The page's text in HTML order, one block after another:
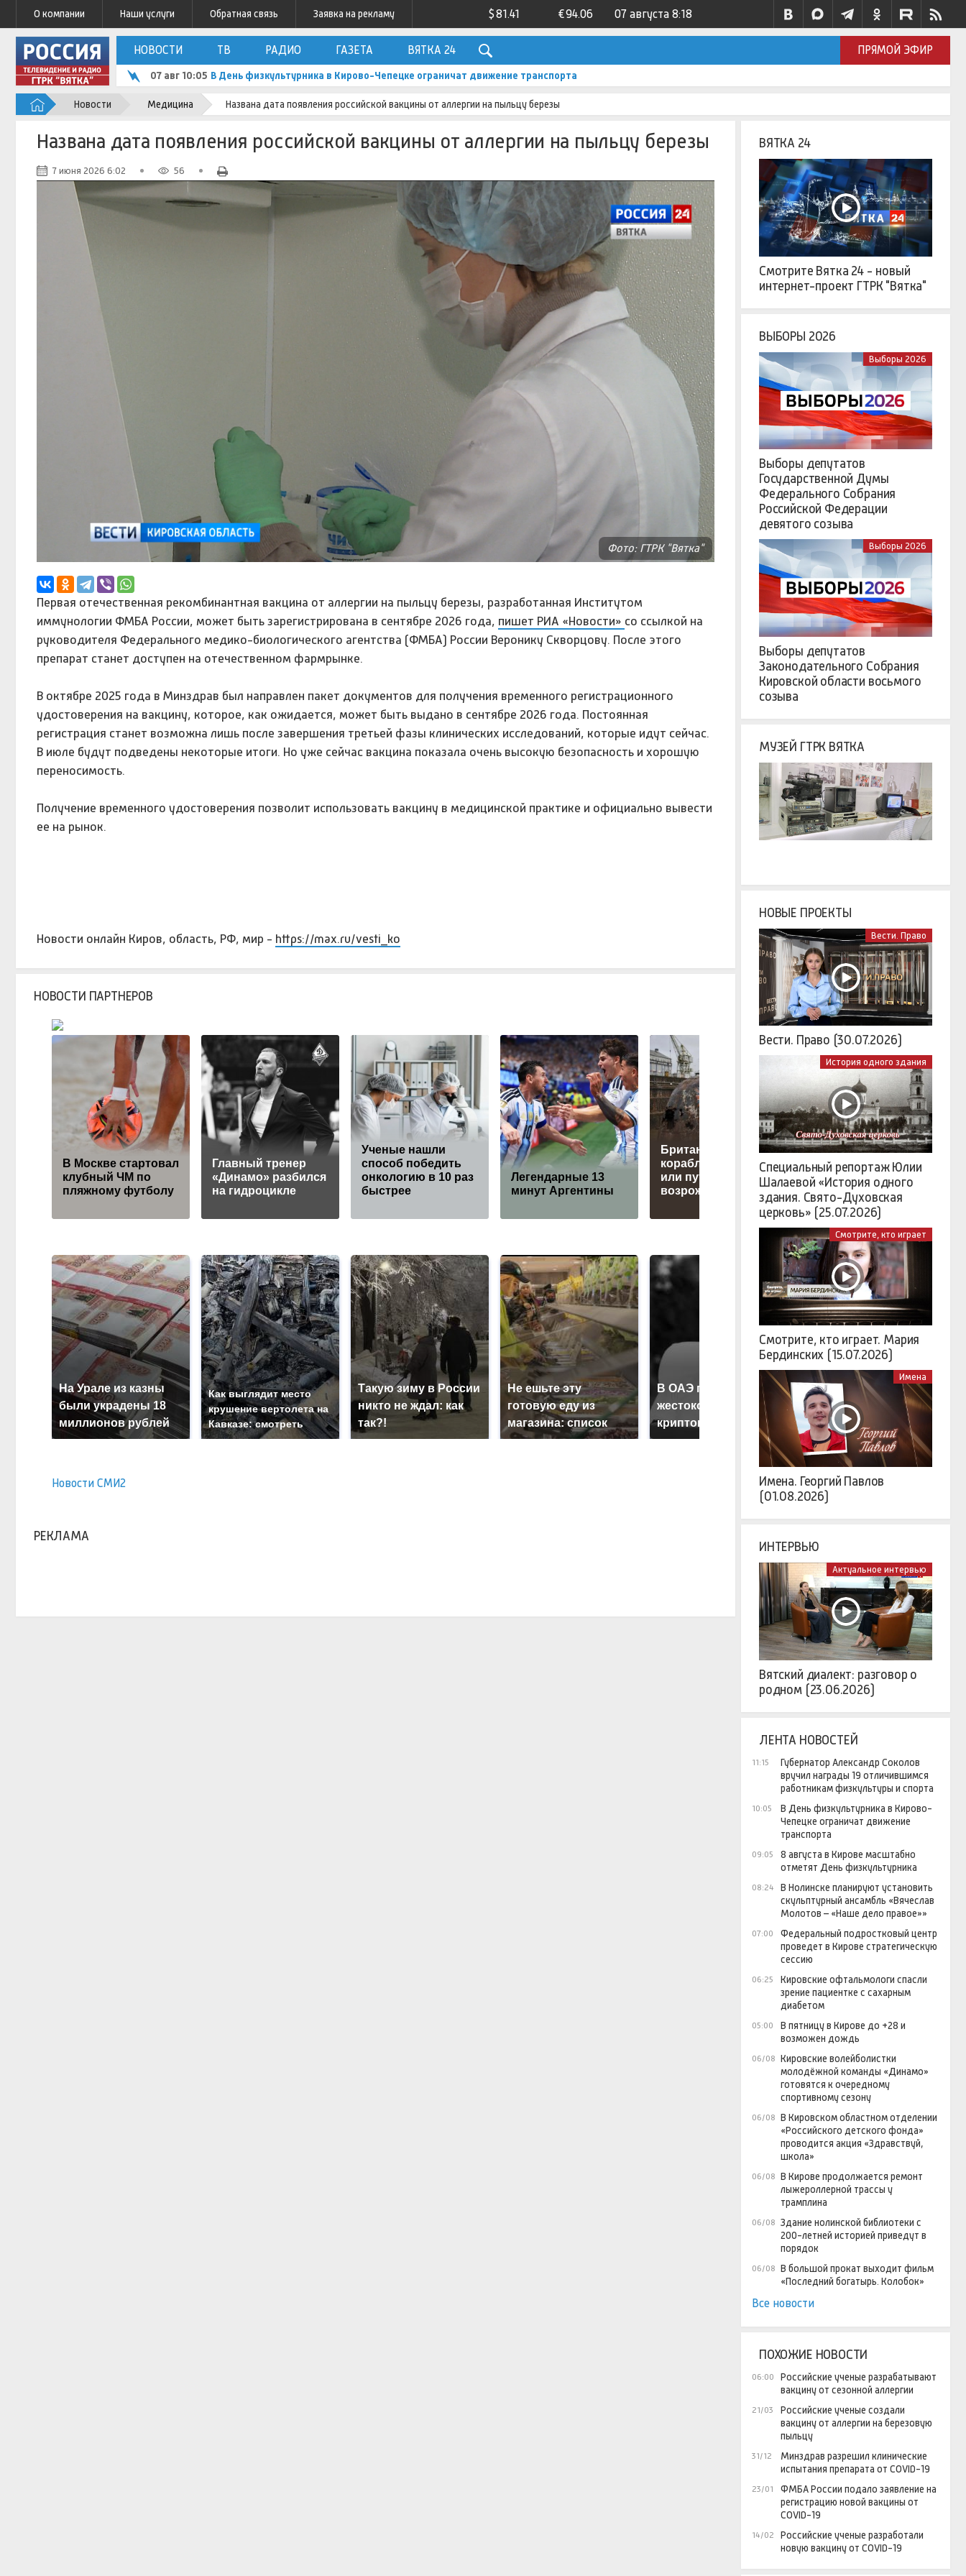
О компании Наши услуги Обратная связь Заявка на рекламу $81.41 €94.06 07 августа 8:18
НОВОСТИ ТВ РАДИО ГАЗЕТА ВЯТКА 24 ПРЯМОЙ ЭФИР
07 авг 10:05 В День физкультурника в Кирово-Чепецке ограничат движение транспорта
Новости Медицина Названа дата появления российской вакцины от аллергии на пыльцу березы
Названа дата появления российской вакцины от аллергии на пыльцу березы
7 июня 2026 6:02 56
Фото: ГТРК "Вятка"
Первая отечественная рекомбинантная вакцина от аллергии на пыльцу березы, разработанная Институтом
иммунологии ФМБА России, может быть зарегистрирована в сентябре 2026 года, пишет РИА «Новости» со ссылкой на
руководителя Федерального медико-биологического агентства (ФМБА) России Веронику Скворцову. После этого
препарат станет доступен на отечественном фармрынке.
В октябре 2025 года в Минздрав был направлен пакет документов для получения временного регистрационного
удостоверения на вакцину, которое, как ожидается, может быть выдано в сентябре 2026 года. Постоянная
регистрация станет возможна лишь после завершения третьей фазы клинических исследований, которые идут сейчас.
В июле будут подведены некоторые итоги. Но уже сейчас вакцина показала очень высокую безопасность и хорошую
переносимость.
Получение временного удостоверения позволит использовать вакцину в медицинской практике и официально вывести
ее на рынок.
Новости онлайн Киров, область, РФ, мир - https://max.ru/vesti_ko
НОВОСТИ ПАРТНЕРОВ
В Москве стартовал
клубный ЧМ по
пляжному футболу
Главный тренер
«Динамо» разбился
на гидроцикле
Ученые нашли
способ победить
онкологию в 10 раз
быстрее
Легендарные 13
минут Аргентины
Британия: крах
кораблестроения
или путь к
возрождению
Габриэль Мурешан
утонул в озере
На Урале из казны
были украдены 18
миллионов рублей
Как выглядит место
крушение вертолета на
Кавказе: смотреть
Такую зиму в России
никто не ждал: как
так?!
Не ешьте эту
готовую еду из
магазина: список
В ОАЭ произошло
жестокое убийство
криптомиллионера
Все новости по
падению вертолета на
Кавказе: читать здесь
Новости СМИ2
РЕКЛАМА
ВЯТКА 24
Смотрите Вятка 24 - новый
интернет-проект ГТРК "Вятка"
ВЫБОРЫ 2026
Выборы 2026
Выборы депутатов
Государственной Думы
Федерального Собрания
Российской Федерации
девятого созыва
Выборы 2026
Выборы депутатов
Законодательного Собрания
Кировской области восьмого
созыва
МУЗЕЙ ГТРК ВЯТКА
НОВЫЕ ПРОЕКТЫ
Вести. Право
Вести. Право (30.07.2026)
История одного здания
Специальный репортаж Юлии
Шалаевой «История одного
здания. Свято-Духовская
церковь» (25.07.2026)
Смотрите, кто играет
Смотрите, кто играет. Мария
Бердинских (15.07.2026)
Имена
Имена. Георгий Павлов
(01.08.2026)
ИНТЕРВЬЮ
Актуальное интервью
Вятский диалект: разговор о
родном (23.06.2026)
ЛЕНТА НОВОСТЕЙ
11:15
Губернатор Александр Соколов
вручил награды 19 отличившимся
работникам физкультуры и спорта
10:05
В День физкультурника в Кирово-
Чепецке ограничат движение
транспорта
09:05
8 августа в Кирове масштабно
отметят День физкультурника
08:24
В Нолинске планируют установить
скульптурный ансамбль «Вячеслав
Молотов – «Наше дело правое»»
07:00
Федеральный подростковый центр
проведет в Кирове стратегическую
сессию
06:25
Кировские офтальмологи спасли
зрение пациентке с сахарным
диабетом
05:00
В пятницу в Кирове до +28 и
возможен дождь
06/08 Кировские волейболистки
молодёжной команды «Динамо»
готовятся к очередному
спортивному сезону
06/08 В Кировском областном отделении
«Российского детского фонда»
проводится акция «Здравствуй,
школа»
06/08 В Кирове продолжается ремонт
лыжероллерной трассы у
трамплина
06/08 Здание нолинской библиотеки с
200-летней историей приведут в
порядок
06/08 В большой прокат выходит фильм
«Последний богатырь. Колобок»
Все новости
ПОХОЖИЕ НОВОСТИ
06:00
Российские ученые разрабатывают
вакцину от сезонной аллергии
21/03
Российские ученые создали
вакцину от аллергии на березовую
пыльцу
31/12
Минздрав разрешил клинические
испытания препарата от COVID-19
23/01
ФМБА России подало заявление на
регистрацию новой вакцины от
COVID-19
14/02
Российские ученые разработали
новую вакцину от COVID-19